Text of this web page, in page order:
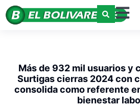
Más de 932 mil usuarios y
Surtigas cierras 2024 con
consolida como referente
bienestar